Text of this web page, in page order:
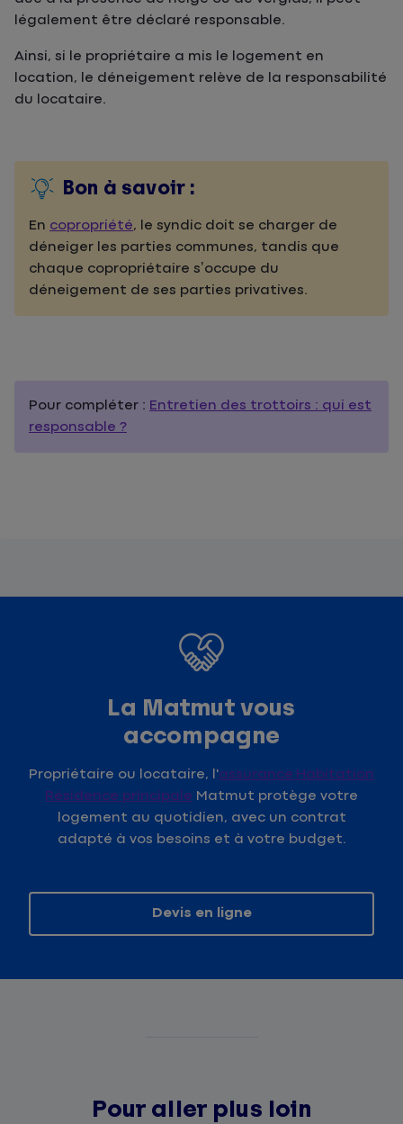
légalement être déclaré responsable.
Ainsi, si le propriétaire a mis le logement en
location, le déneigement relève de la responsabilité
du locataire.
Bon à savoir :
En copropriété, le syndic doit se charger de
déneiger les parties communes, tandis que
chaque copropriétaire s’occupe du
déneigement de ses parties privatives.
Pour compléter : Entretien des trottoirs : qui est
responsable ?
La Matmut vous
accompagne
Propriétaire ou locataire, l'assurance Habitation
Résidence principale Matmut protège votre
logement au quotidien, avec un contrat
adapté à vos besoins et à votre budget.
Devis en ligne
Pour aller plus loin